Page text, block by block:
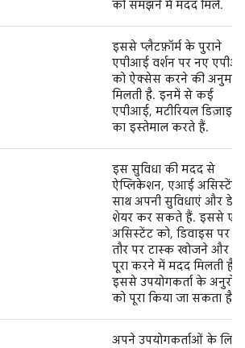
को समझने में मदद मिले.
इससे प्लैटफ़ॉर्म के पुराने
एपीआई वर्शन पर नए
को ऐक्सेस करने की अनुमति
मिलती है. इनमें से कई
एपीआई, मटीरियल डिज़ाइन
का इस्तेमाल करते हैं.
इस सुविधा की मदद से
ऐप्लिकेशन, एआई असिस्टेंट
साथ अपनी सुविधाएं और डेटा
शेयर कर सकते हैं. इससे
असिस्टेंट को, डिवाइस पर
तौर पर टास्क खोजने और
पूरा करने में मदद मिलती है.
इससे उपयोगकर्ता के अनुरोधों
को पूरा किया जा सकता है.
अपने उपयोगकर्ताओं के लिए,